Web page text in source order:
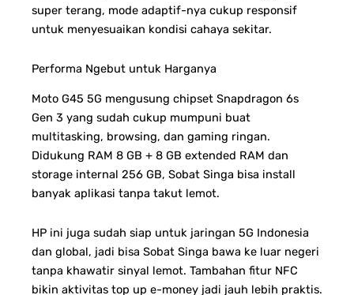
super terang, mode adaptif-nya cukup responsif
untuk menyesuaikan kondisi cahaya sekitar.
Performa Ngebut untuk Harganya
Moto G45 5G mengusung chipset Snapdragon 6s
Gen 3 yang sudah cukup mumpuni buat
multitasking, browsing, dan gaming ringan.
Didukung RAM 8 GB + 8 GB extended RAM dan
storage internal 256 GB, Sobat Singa bisa install
banyak aplikasi tanpa takut lemot.
HP ini juga sudah siap untuk jaringan 5G Indonesia
dan global, jadi bisa Sobat Singa bawa ke luar negeri
tanpa khawatir sinyal lemot. Tambahan fitur NFC
bikin aktivitas top up e-money jadi jauh lebih praktis.